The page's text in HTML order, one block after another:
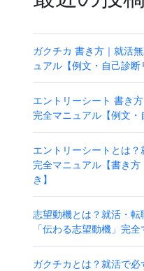
ガクチカ 書き方｜就活
ュアル【例文・自己診断
エントリーシート 書き
完全マニュアル【例文・
エントリーシートとは
完全マニュアル【書き
き】
志望動機とは？就活・
「伝わる志望動機」完
ガクチカとは？就活で